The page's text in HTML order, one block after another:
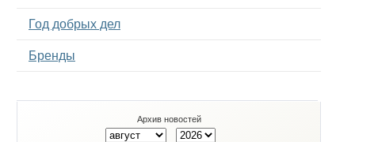
Год добрых дел
Бренды
Архив новостей